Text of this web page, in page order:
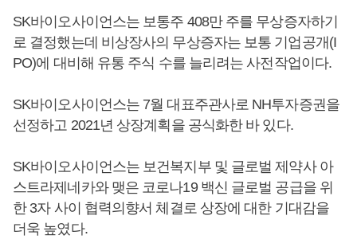
SK바이오사이언스는 보통주 408만 주를 무상증자하기
로 결정했는데 비상장사의 무상증자는 보통 기업공개(I
PO)에 대비해 유통 주식 수를 늘리려는 사전작업이다.
SK바이오사이언스는 7월 대표주관사로 NH투자증권을
선정하고 2021년 상장계획을 공식화한 바 있다.
SK바이오사이언스는 보건복지부 및 글로벌 제약사 아
스트라제네카와 맺은 코로나19 백신 글로벌 공급을 위
한 3자 사이 협력의향서 체결로 상장에 대한 기대감을
더욱 높였다.